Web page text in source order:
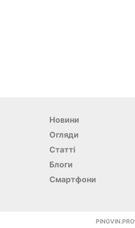
Новини
Огляди
Статті
Блоги
Смартфони
PINGVIN.PRO